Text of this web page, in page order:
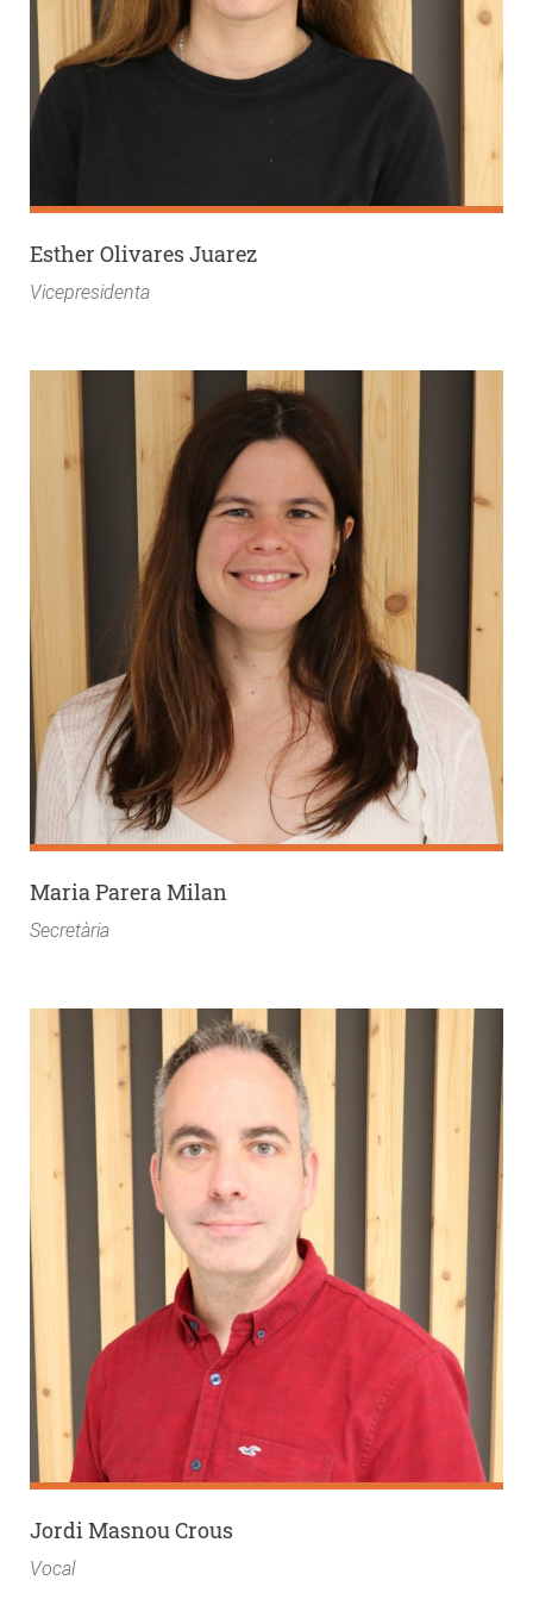
Esther Olivares Juarez
Vicepresidenta
Maria Parera Milan
Secretària
Jordi Masnou Crous
Vocal